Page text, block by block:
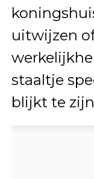
uitwijzen
staaltje
blijkt te